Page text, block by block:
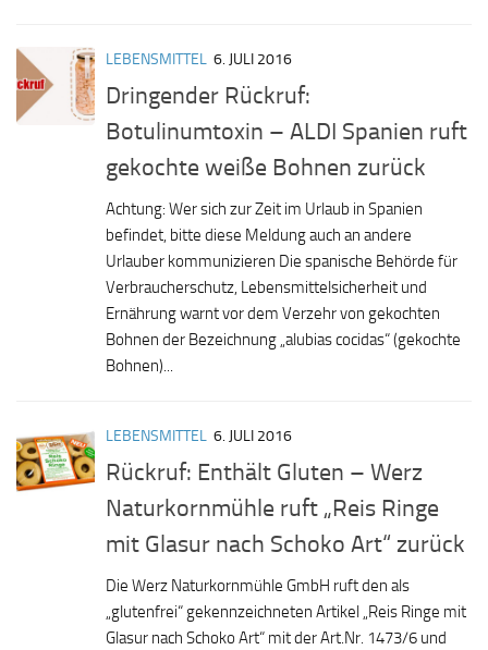
LEBENSMITTEL 6. JULI 2016
Dringender Rückruf:
Botulinumtoxin – ALDI Spanien ruft
gekochte weiße Bohnen zurück
Achtung: Wer sich zur Zeit im Urlaub in Spanien
befindet, bitte diese Meldung auch an andere
Urlauber kommunizieren Die spanische Behörde für
Verbraucherschutz, Lebensmittelsicherheit und
Ernährung warnt vor dem Verzehr von gekochten
Bohnen der Bezeichnung „alubias cocidas“ (gekochte
Bohnen)...
LEBENSMITTEL 6. JULI 2016
Rückruf: Enthält Gluten – Werz
Naturkornmühle ruft „Reis Ringe
mit Glasur nach Schoko Art“ zurück
Die Werz Naturkornmühle GmbH ruft den als
„glutenfrei“ gekennzeichneten Artikel „Reis Ringe mit
Glasur nach Schoko Art“ mit der Art.Nr. 1473/6 und